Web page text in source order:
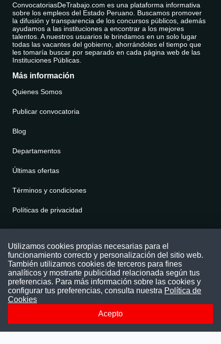
ConvocatoriasDeTrabajo.com es una plataforma informativa
sobre los empleos del Estado Peruano. Buscamos promover
la difusión y transparencia de los concursos públicos, además
ayudamos a las instituciones a encontrar a los mejores
talentos. A nuestros usuarios le brindamos en un solo lugar
todas las vacantes del gobierno, ahorrándoles el tiempo que
les tomaría buscar por separado en cada página web de las
Instituciones Públicas.
Más información
Quienes Somos
Publicar convocatoria
Blog
Departamentos
Últimas ofertas
Términos y condiciones
Políticas de privacidad
Puede comunicarse con nosotros a través
nuestras redes sociales o del correo:
contacto@convocatoriasdetrabajo.com
Siguenos en:
Utilizamos cookies propias necesarias para el
funcionamiento correcto y personalización del sitio web.
También utilizamos cookies de terceros para fines
analíticos y mostrarte publicidad relacionada según tus
preferencias. Para más información sobre las cookies y
configurar tus preferencias, consulta nuestra Política de
Cookies
Acepto